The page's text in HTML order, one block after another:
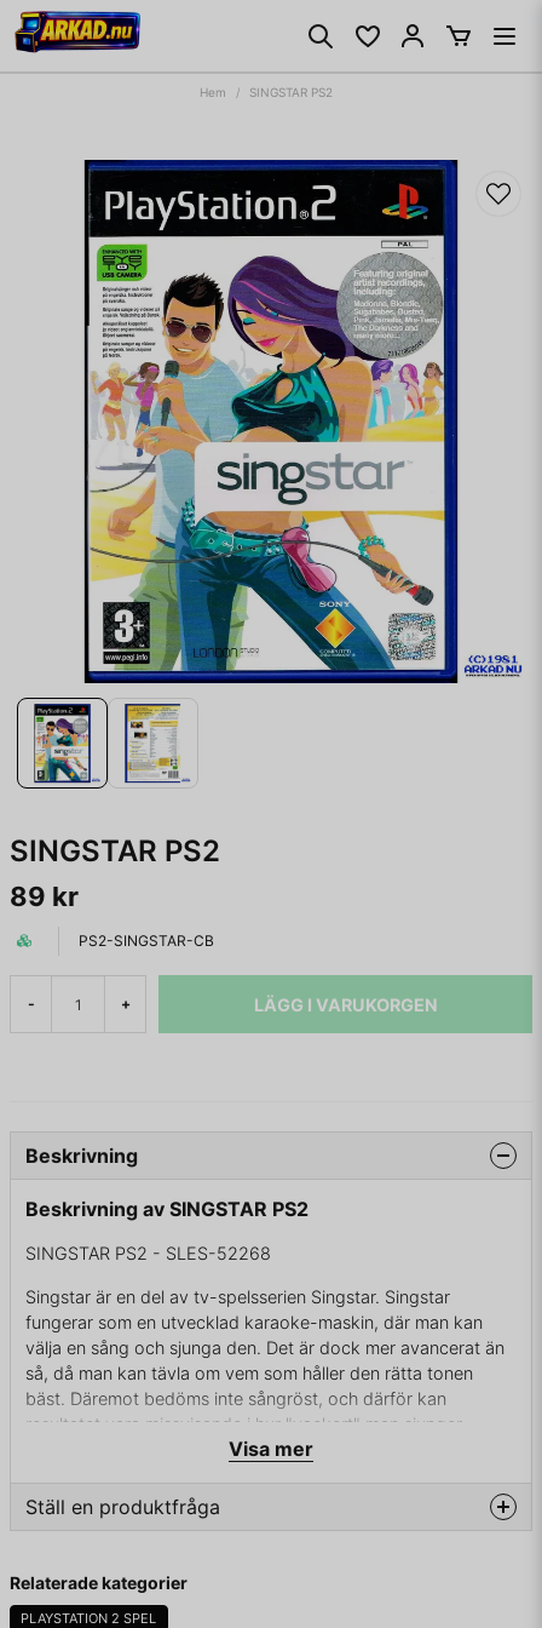
Hem SINGSTAR PS2
SINGSTAR PS2
89 kr
PS2-SINGSTAR-CB
- + LÄGG I VARUKORGEN
Beskrivning
Beskrivning av SINGSTAR PS2
SINGSTAR PS2 - SLES-52268
Singstar är en del av tv-spelsserien Singstar. Singstar
fungerar som en utvecklad karaoke-maskin, där man kan
välja en sång och sjunga den. Det är dock mer avancerat än
så, då man kan tävla om vem som håller den rätta tonen
bäst. Däremot bedöms inte sångröst, och därför kan
resultatet vara missvisande i hur "vackert" man sjunger.
Programmet finns även för PC, se Ultrastar. Spelarna
för att samla poäng. Texterna visas längst ner på skärmen.
Mis-Teeq "Scandalous"
The Darkness "I Believe in a Thing Called Love"
Visa mer
Ställ en produktfråga
Fråga oss något om denna produkten...
Relaterade kategorier
PLAYSTATION 2 SPEL